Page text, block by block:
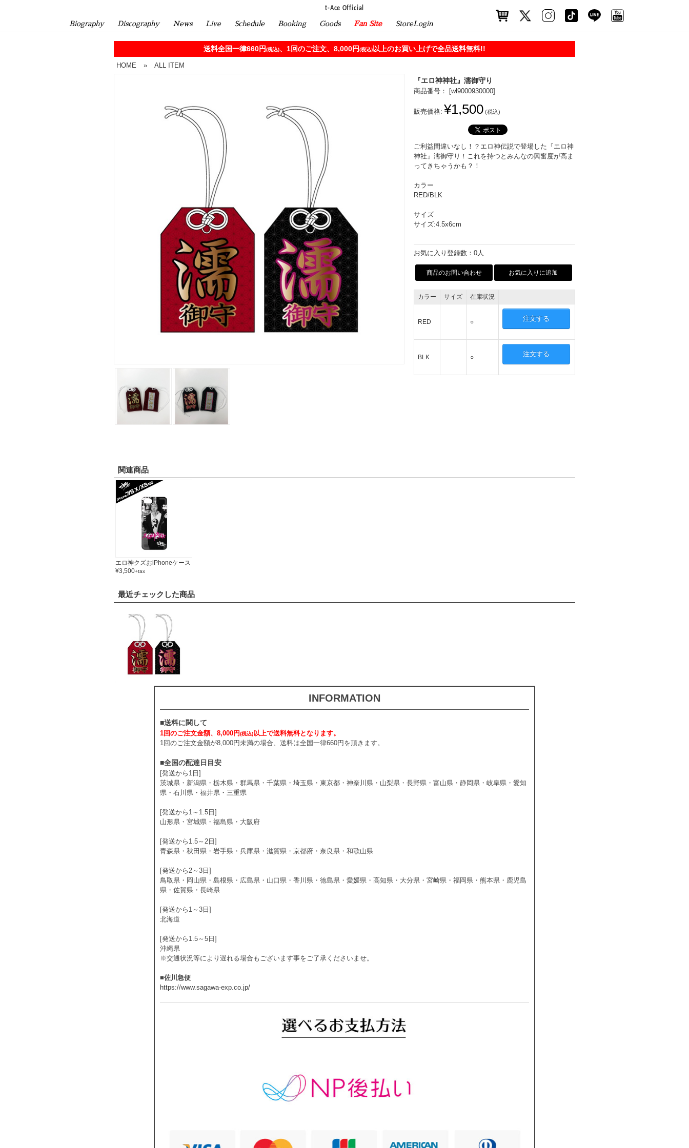
t-Ace Official
Biography Discography News Live Schedule Booking Goods Fan Site StoreLogin
送料全国一律660円(税込)、1回のご注文、8,000円(税込) 以上のお買い上げで全品送料無料!!
HOME » ALL ITEM
『エロ神神社』濡御守り
商品番号： [wl9000930000]
販売価格: ¥1,500 (税込)
ご利益間違いなし！？エロ神伝説で登場した『エロ神
神社』濡御守り！これを持つとみんなの興奮度が高ま
ってきちゃうかも？！
カラー
RED/BLK
サイズ
サイズ:4.5x6cm
お気に入り登録数：0人
商品のお問い合わせ お気に入りに追加
カラー サイズ 在庫状況
RED ○ 注文する
BLK ○ 注文する
関連商品
エロ神クズおiPhoneケース
¥3,500+tax
最近チェックした商品
INFORMATION
■送料に関して
1回のご注文金額、8,000円(税込)以上で送料無料となります。
1回のご注文金額が8,000円未満の場合、送料は全国一律660円を頂きます。
■全国の配達日目安
[発送から1日]
茨城県・新潟県・栃木県・群馬県・千葉県・埼玉県・東京都・神奈川県・山梨県・長野県・富山県・静岡県・岐阜県・愛知
県・石川県・福井県・三重県
[発送から1～1.5日]
山形県・宮城県・福島県・大阪府
[発送から1.5～2日]
青森県・秋田県・岩手県・兵庫県・滋賀県・京都府・奈良県・和歌山県
[発送から2～3日]
鳥取県・岡山県・島根県・広島県・山口県・香川県・徳島県・愛媛県・高知県・大分県・宮崎県・福岡県・熊本県・鹿児島
県・佐賀県・長崎県
[発送から1～3日]
北海道
[発送から1.5～5日]
沖縄県
※交通状況等により遅れる場合もございます事をご了承くださいませ。
■佐川急便
https://www.sagawa-exp.co.jp/